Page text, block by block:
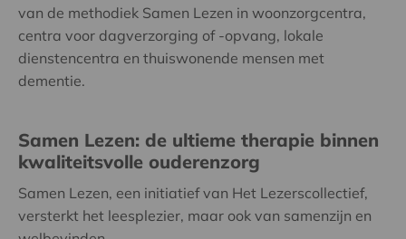
van de methodiek Samen Lezen in woonzorgcentra,
centra voor dagverzorging of -opvang, lokale
dienstencentra en thuiswonende mensen met
dementie.
Samen Lezen: de ultieme therapie binnen
kwaliteitsvolle ouderenzorg
Samen Lezen, een initiatief van Het Lezerscollectief,
versterkt het leesplezier, maar ook van samenzijn en